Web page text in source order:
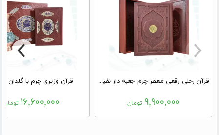
قرآن رحلی رقعی معطر چرم جعبه دار نفیس
۹,۹۰۰,۰۰۰ تومان
قرآن وزیری چرم با گلدان
۱۶,۶۰۰,۰۰۰ تومان